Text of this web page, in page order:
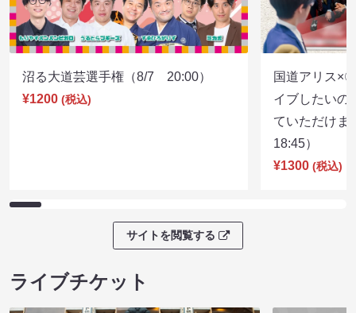
沼る大道芸選手権（8/7 20:00）
¥1200 (税込)
国道アリス×
イブしたいの
ていただけ
18:45）
¥1300 (税込)
サイトを閲覧する
ライブチケット